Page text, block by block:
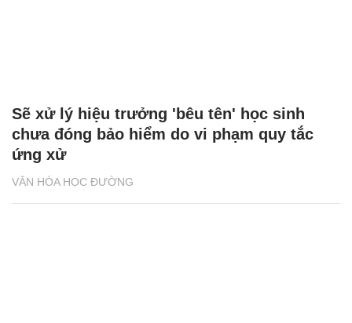
VĂN HÓA HỌC ĐƯỜNG
Sẽ xử lý hiệu trưởng 'bêu tên' học sinh
chưa đóng bảo hiểm do vi phạm quy tắc
ứng xử